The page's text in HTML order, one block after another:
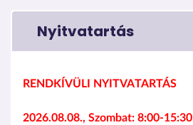
Nyitvatartás
RENDKÍVÜLI NYITVATARTÁS
2026.08.08., Szombat: 8:00-15:30